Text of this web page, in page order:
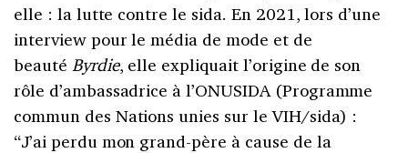
elle : la lutte contre le sida. En 2021, lors d’une
interview pour le média de mode et de
beauté Byrdie, elle expliquait l’origine de son
rôle d’ambassadrice à l’ONUSIDA (Programme
commun des Nations unies sur le VIH/sida) :
“J’ai perdu mon grand-père à cause de la